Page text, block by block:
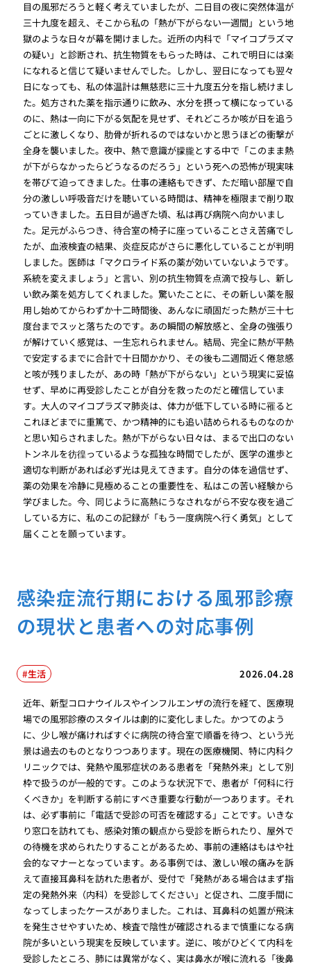
目の風邪だろうと軽く考えていましたが、二日目の夜に突然体温が
三十九度を超え、そこから私の「熱が下がらない一週間」という地
獄のような日々が幕を開けました。近所の内科で「マイコプラズマ
の疑い」と診断され、抗生物質をもらった時は、これで明日には楽
になれると信じて疑いませんでした。しかし、翌日になっても翌々
日になっても、私の体温計は無慈悲に三十九度五分を指し続けまし
た。処方された薬を指示通りに飲み、水分を摂って横になっている
のに、熱は一向に下がる気配を見せず、それどころか咳が日を追う
ごとに激しくなり、肋骨が折れるのではないかと思うほどの衝撃が
全身を襲いました。夜中、熱で意識が朦朧とする中で「このまま熱
が下がらなかったらどうなるのだろう」という死への恐怖が現実味
を帯びて迫ってきました。仕事の連絡もできず、ただ暗い部屋で自
分の激しい呼吸音だけを聴いている時間は、精神を極限まで削り取
っていきました。五日目が過ぎた頃、私は再び病院へ向かいまし
た。足元がふらつき、待合室の椅子に座っていることさえ苦痛でし
たが、血液検査の結果、炎症反応がさらに悪化していることが判明
しました。医師は「マクロライド系の薬が効いていないようです。
系統を変えましょう」と言い、別の抗生物質を点滴で投与し、新し
い飲み薬を処方してくれました。驚いたことに、その新しい薬を服
用し始めてからわずか十二時間後、あんなに頑固だった熱が三十七
度台までスッと落ちたのです。あの瞬間の解放感と、全身の強張り
が解けていく感覚は、一生忘れられません。結局、完全に熱が平熱
で安定するまでに合計で十日間かかり、その後も二週間近く倦怠感
と咳が残りましたが、あの時「熱が下がらない」という現実に妥協
せず、早めに再受診したことが自分を救ったのだと確信していま
す。大人のマイコプラズマ肺炎は、体力が低下している時に罹ると
これほどまでに重篤で、かつ精神的にも追い詰められるものなのか
と思い知らされました。熱が下がらない日々は、まるで出口のない
トンネルを彷徨っているような孤独な時間でしたが、医学の進歩と
適切な判断があれば必ず光は見えてきます。自分の体を過信せず、
薬の効果を冷静に見極めることの重要性を、私はこの苦い経験から
学びました。今、同じように高熱にうなされながら不安な夜を過ご
している方に、私のこの記録が「もう一度病院へ行く勇気」として
届くことを願っています。
感染症流行期における風邪診療
の現状と患者への対応事例
2026.04.28
生活
近年、新型コロナウイルスやインフルエンザの流行を経て、医療現
場での風邪診療のスタイルは劇的に変化しました。かつてのよう
に、少し喉が痛ければすぐに病院の待合室で順番を待つ、という光
景は過去のものとなりつつあります。現在の医療機関、特に内科ク
リニックでは、発熱や風邪症状のある患者を「発熱外来」として別
枠で扱うのが一般的です。このような状況下で、患者が「何科に行
くべきか」を判断する前にすべき重要な行動が一つあります。それ
は、必ず事前に「電話で受診の可否を確認する」ことです。いきな
り窓口を訪れても、感染対策の観点から受診を断られたり、屋外で
の待機を求められたりすることがあるため、事前の連絡はもはや社
会的なマナーとなっています。ある事例では、激しい喉の痛みを訴
えて直接耳鼻科を訪れた患者が、受付で「発熱がある場合はまず指
定の発熱外来（内科）を受診してください」と促され、二度手間に
なってしまったケースがありました。これは、耳鼻科の処置が飛沫
を発生させやすいため、検査で陰性が確認されるまで慎重になる病
院が多いという現実を反映しています。逆に、咳がひどくて内科を
受診したところ、肺には異常がなく、実は鼻水が喉に流れる「後鼻